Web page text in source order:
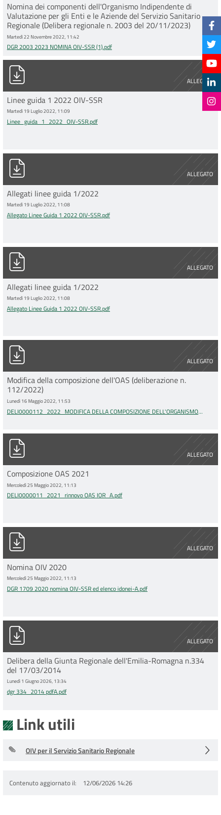
Nomina dei componenti dell'Organismo Indipendente di
Valutazione per gli Enti e le Aziende del Servizio Sanitario
Regionale (Delibera regionale n. 2003 del 20/11/2023)
Martedì 22 Novembre 2022, 11:42
DGR 2003 2023 NOMINA OIV-SSR (1).pdf
ALLEGATO
Linee_guida_1_2022_OIV-SSR.pdf
Linee guida 1 2022 OIV-SSR
Martedì 19 Luglio 2022, 11:09
Linee_guida_1_2022_OIV-SSR.pdf
ALLEGATO
Allegato Linee Guida 1 2022 OIV-SSR.pdf
Allegati linee guida 1/2022
Martedì 19 Luglio 2022, 11:08
Allegato Linee Guida 1 2022 OIV-SSR.pdf
ALLEGATO
Allegato Linee Guida 1 2022 OIV-SSR.pdf
Allegati linee guida 1/2022
Martedì 19 Luglio 2022, 11:08
Allegato Linee Guida 1 2022 OIV-SSR.pdf
ALLEGATO
DELI0000112_2022_MODIFICA DELLA COMPOSIZIONE
Modifica della composizione dell'OAS (deliberazione n.
112/2022)
Lunedì 16 Maggio 2022, 11:53
DELI0000112_2022_MODIFICA DELLA COMPOSIZIONE DELL'ORGANISMO
ALLEGATO
DELI0000011_2021_rinnovo OAS IOR_A.pdf
Composizione OAS 2021
Mercoledì 25 Maggio 2022, 11:13
DELI0000011_2021_rinnovo OAS IOR_A.pdf
ALLEGATO
DGR 1709 2020 nomina OIV-SSR ed elenco idonei-A.pdf
Nomina OIV 2020
Mercoledì 25 Maggio 2022, 11:13
DGR 1709 2020 nomina OIV-SSR ed elenco idonei-A.pdf
ALLEGATO
dgr 334_2014 pdfA.pdf
Delibera della Giunta Regionale dell'Emilia-Romagna n.334
del 17/03/2014
Lunedì 1 Giugno 2026, 13:34
dgr 334_2014 pdfA.pdf
Link utili
OIV per il Servizio Sanitario Regionale
Contenuto aggiornato il 12/06/2026 14:26